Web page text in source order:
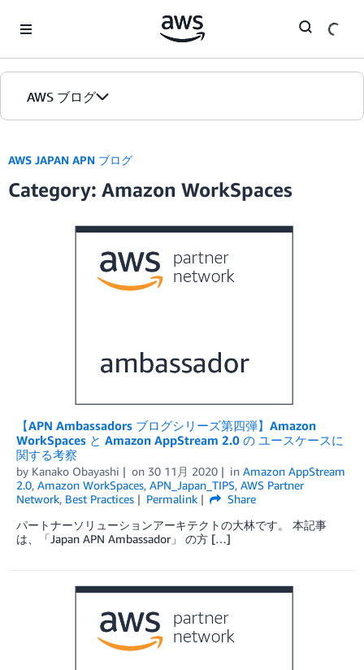
AWS ブログ
カテゴリ
エディション
AWS JAPAN APN ブログ
Category: Amazon WorkSpaces
【APN Ambassadors ブログシリーズ第四弾】Amazon
WorkSpaces と Amazon AppStream 2.0 の ユースケースに
関する考察
by Kanako Obayashi on 30 11月 2020 in Amazon AppStream
2.0, Amazon WorkSpaces, APN_Japan_TIPS, AWS Partner
Network, Best Practices Permalink
Share
パートナーソリューションアーキテクトの大林です。 本記事
は、「Japan APN Ambassador」 の方 […]